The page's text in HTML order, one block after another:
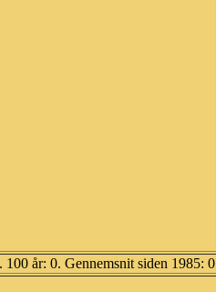
100 år: 0. Gennemsnit siden 1985: 0